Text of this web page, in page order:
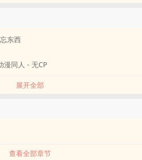
东西
漫同人 - 无CP
面一点点苹果要素。
展开全部
查看全部章节